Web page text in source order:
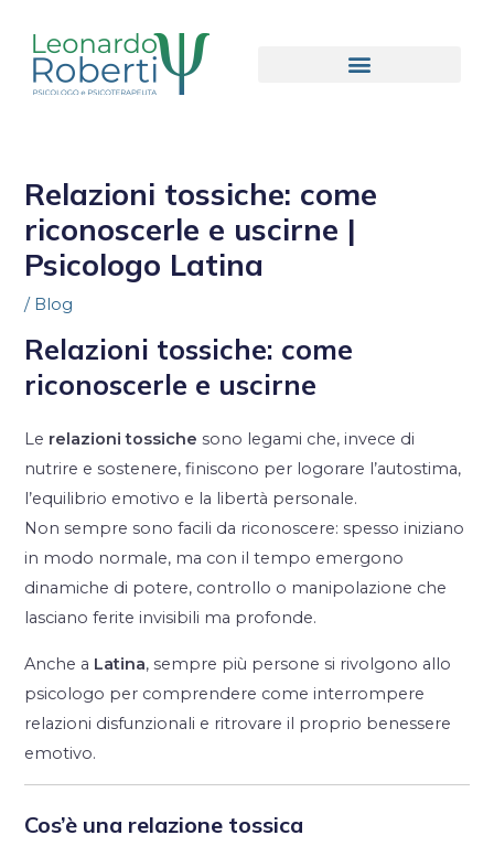
Relazioni tossiche: come
riconoscerle e uscirne |
Psicologo Latina
/ Blog
Relazioni tossiche: come
riconoscerle e uscirne
Le relazioni tossiche sono legami che, invece di
nutrire e sostenere, finiscono per logorare l’autostima,
l’equilibrio emotivo e la libertà personale.
Non sempre sono facili da riconoscere: spesso iniziano
in modo normale, ma con il tempo emergono
dinamiche di potere, controllo o manipolazione che
lasciano ferite invisibili ma profonde.
Anche a Latina, sempre più persone si rivolgono allo
psicologo per comprendere come interrompere
relazioni disfunzionali e ritrovare il proprio benessere
emotivo.
Cos’è una relazione tossica